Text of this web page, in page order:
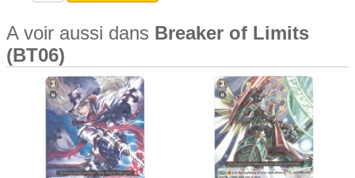
A voir aussi dans Breaker of Limits
(BT06)